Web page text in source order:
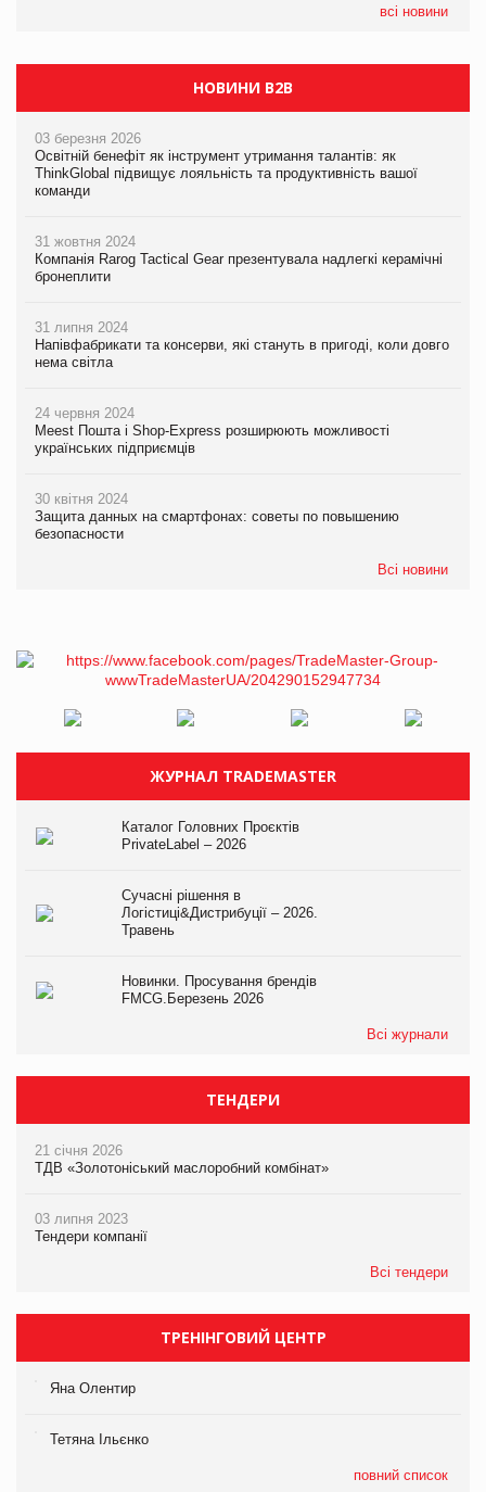
всі новини
НОВИНИ B2B
03 березня 2026
Освітній бенефіт як інструмент утримання талантів: як
ThinkGlobal підвищує лояльність та продуктивність вашої
команди
31 жовтня 2024
Компанія Rarog Tactical Gear презентувала надлегкі керамічні
бронеплити
31 липня 2024
Напівфабрикати та консерви, які стануть в пригоді, коли довго
нема світла
24 червня 2024
Meest Пошта і Shop-Express розширюють можливості
українських підприємців
30 квітня 2024
Защита данных на смартфонах: советы по повышению
безопасности
Всі новини
ЖУРНАЛ TRADEMASTER
Каталог Головних Проєктів
PrivateLabel – 2026
Сучасні рішення в
Логістиці&Дистрибуції – 2026.
Травень
Новинки. Просування брендів
FMCG.Березень 2026
Всі журнали
ТЕНДЕРИ
21 січня 2026
ТДВ «Золотоніський маслоробний комбінат»
03 липня 2023
Тендери компанії
Всі тендери
ТРЕНІНГОВИЙ ЦЕНТР
Яна Олентир
Тетяна Ільєнко
повний список